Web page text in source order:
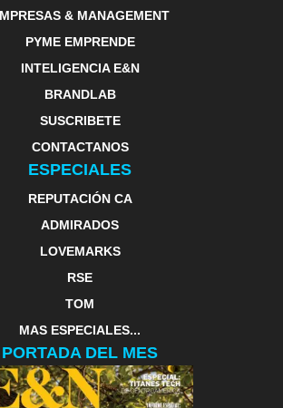
& MANAGEMENT
PYME EMPRENDE
INTELIGENCIA E&N
BRANDLAB
SUSCRIBETE
CONTACTANOS
ESPECIALES
REPUTACIÓN CA
ADMIRADOS
LOVEMARKS
RSE
TOM
MAS ESPECIALES...
PORTADA DEL MES